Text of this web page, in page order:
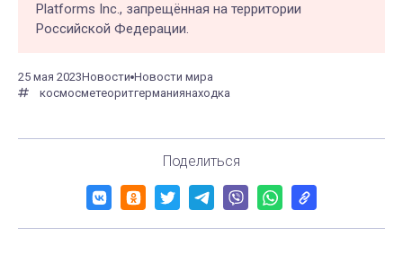
Platforms Inc., запрещённая на территории
Российской Федерации.
25 мая 2023Новости Новости мира
космосметеоритгерманиянаходка
Поделиться